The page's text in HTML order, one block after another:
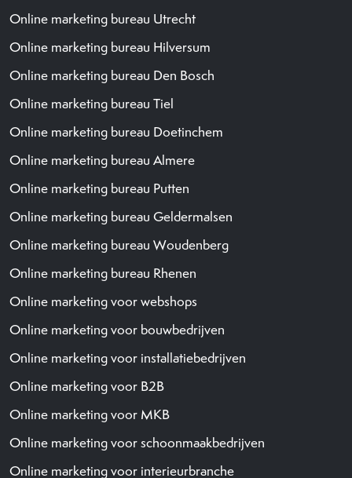
Online marketing bureau Utrecht
Online marketing bureau Hilversum
Online marketing bureau Den Bosch
Online marketing bureau Tiel
Online marketing bureau Doetinchem
Online marketing bureau Almere
Online marketing bureau Putten
Online marketing bureau Geldermalsen
Online marketing bureau Woudenberg
Online marketing bureau Rhenen
Online marketing voor webshops
Online marketing voor bouwbedrijven
Online marketing voor installatiebedrijven
Online marketing voor B2B
Online marketing voor MKB
Online marketing voor schoonmaakbedrijven
Online marketing voor interieurbranche